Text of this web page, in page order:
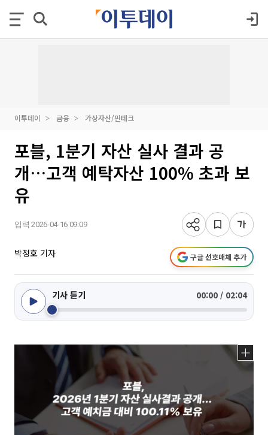
이투데이 금융 가상자산/핀테크
포블, 1분기 자산 실사 결과 공
개…고객 예탁자산 100% 초과 보
유
입력 2026-04-16 09:09
박정호 기자 구글 선호매체 추가
기사 듣기 00:00 / 02:04